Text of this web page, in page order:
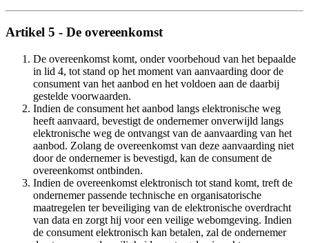
Artikel 5 - De overeenkomst
De overeenkomst komt, onder voorbehoud van het bepaalde
in lid 4, tot stand op het moment van aanvaarding door de
consument van het aanbod en het voldoen aan de daarbij
gestelde voorwaarden.
Indien de consument het aanbod langs elektronische weg
heeft aanvaard, bevestigt de ondernemer onverwijld langs
elektronische weg de ontvangst van de aanvaarding van het
aanbod. Zolang de overeenkomst van deze aanvaarding niet
door de ondernemer is bevestigd, kan de consument de
overeenkomst ontbinden.
Indien de overeenkomst elektronisch tot stand komt, treft de
ondernemer passende technische en organisatorische
maatregelen ter beveiliging van de elektronische overdracht
van data en zorgt hij voor een veilige webomgeving. Indien
de consument elektronisch kan betalen, zal de ondernemer